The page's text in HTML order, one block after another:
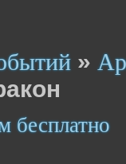
»
бесплатно